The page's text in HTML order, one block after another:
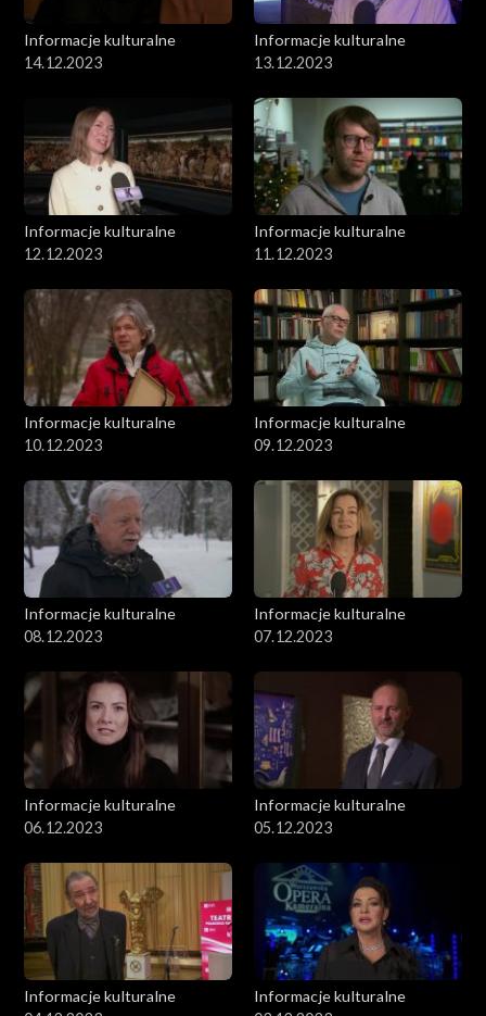
Informacje kulturalne
14.12.2023
Informacje kulturalne
13.12.2023
Informacje kulturalne
12.12.2023
Informacje kulturalne
11.12.2023
Informacje kulturalne
10.12.2023
Informacje kulturalne
09.12.2023
Informacje kulturalne
08.12.2023
Informacje kulturalne
07.12.2023
Informacje kulturalne
06.12.2023
Informacje kulturalne
05.12.2023
Informacje kulturalne
Informacje kulturalne